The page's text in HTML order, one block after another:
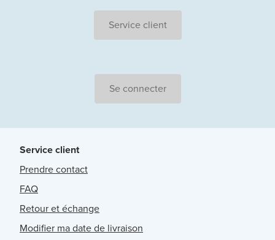
Service client
Se connecter
Service client
Prendre contact
FAQ
Retour et échange
Modifier ma date de livraison